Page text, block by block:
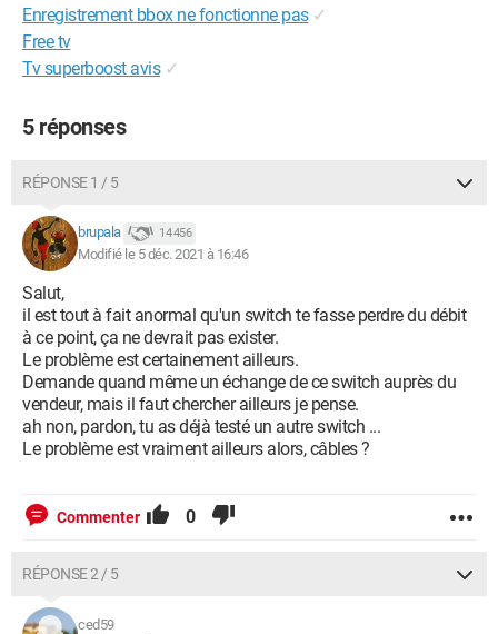
Enregistrement bbox ne fonctionne pas ✓
Free tv
Tv superboost avis ✓
5 réponses
RÉPONSE 1 / 5
brupala 14 456
Modifié le 5 déc. 2021 à 16:46
Salut,
il est tout à fait anormal qu'un switch te fasse perdre du débit
à ce point, ça ne devrait pas exister.
Le problème est certainement ailleurs.
Demande quand même un échange de ce switch auprès du
vendeur, mais il faut chercher ailleurs je pense.
ah non, pardon, tu as déjà testé un autre switch ...
Le problème est vraiment ailleurs alors, câbles ?
Commenter 0
RÉPONSE 2 / 5
ced59